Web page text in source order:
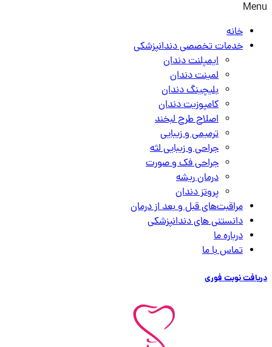
Menu
خانه
خدمات تخصصی دندانپزشکی
ایمپلنت دندان
لمینت دندان
بلیچینگ دندان
کامپوزیت دندان
اصلاح طرح لبخند
ترمیمی و زیبایی
جراحی و زیبایی لثه
جراحی فک و صورت
درمان ریشه
پروتز دندان
مراقبت‌های قبل و بعد از درمان
دانستنی های دندانپزشکی
درباره ما
تماس با ما
دریافت نوبت فوری